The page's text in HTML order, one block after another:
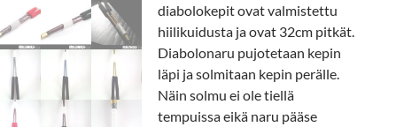
diabolokepit ovat valmistettu
hiilikuidusta ja ovat 32cm pitkät.
Diabolonaru pujotetaan kepin
läpi ja solmitaan kepin perälle.
Näin solmu ei ole tiellä
tempuissa eikä naru pääse